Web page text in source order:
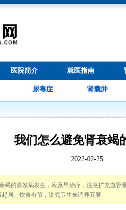
医院简介 就医指南
尿毒症 肾囊肿
我们怎么避免肾衰竭
2022-02-25
竭的原发病发生，应及早治疗，注意扩充血容
居、饮食有节，讲究卫生来调养五脏